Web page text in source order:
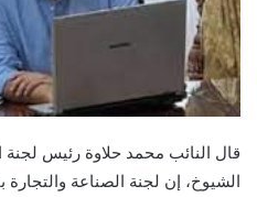
قال النائب محمد حلاوة رئيس
الشيوخ، إن لجنة الصناعة